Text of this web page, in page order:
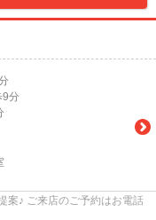
9分
案♪ ご来店のご予約はお電話